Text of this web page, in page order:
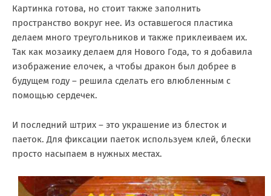
Картинка готова, но стоит также заполнить
пространство вокруг нее. Из оставшегося пластика
делаем много треугольников и также приклеиваем их.
Так как мозаику делаем для Нового Года, то я добавила
изображение елочек, а чтобы дракон был добрее в
будущем году – решила сделать его влюбленным с
помощью сердечек.
И последний штрих – это украшение из блесток и
паеток. Для фиксации паеток используем клей, блески
просто насыпаем в нужных местах.